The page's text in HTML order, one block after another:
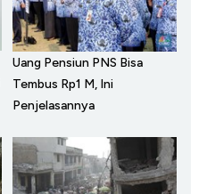
Uang Pensiun PNS Bisa
Tembus Rp1 M, Ini
Penjelasannya